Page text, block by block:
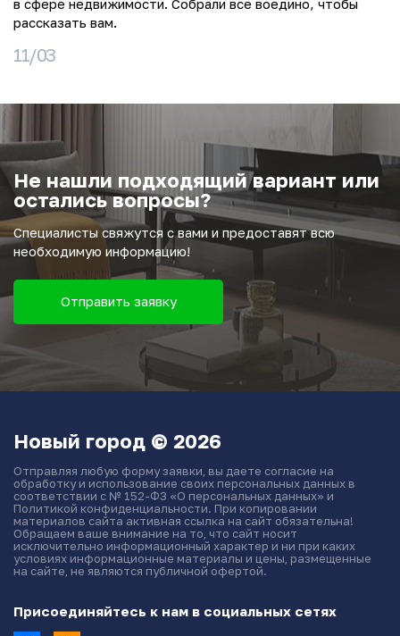
рассказать вам.
11/03
Не нашли подходящий вариант или
остались вопросы?
Специалисты свяжутся с вами и предоставят всю
необходимую информацию!
Отправить заявку
Новый город © 2026
Отправляя любую форму заявки, вы даете согласие на
обработку и использование своих персональных данных в
соответствии с № 152-ФЗ «О персональных данных» и
Политикой конфиденциальности. При копировании
материалов сайта активная ссылка на сайт обязательна!
Обращаем ваше внимание на то, что сайт носит
исключительно информационный характер и ни при каких
условиях информационные материалы и цены, размещенные
на сайте, не являются публичной офертой.
Присоединяйтесь к нам в социальных сетях